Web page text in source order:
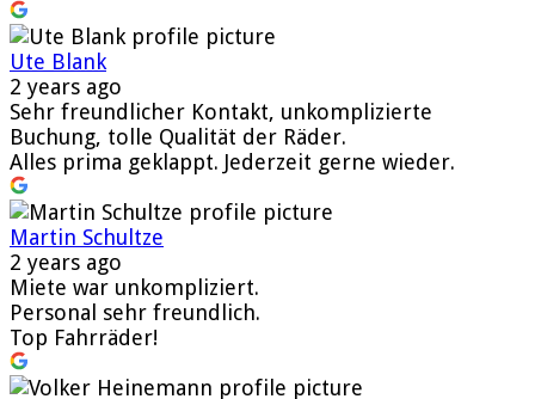
Ute Blank
2 years ago
Sehr freundlicher Kontakt, unkomplizierte
Buchung, tolle Qualität der Räder.
Alles prima geklappt. Jederzeit gerne wieder.
Martin Schultze
2 years ago
Miete war unkompliziert.
Personal sehr freundlich.
Top Fahrräder!